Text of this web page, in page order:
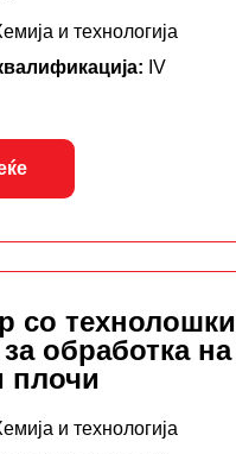
и технологија
IV
со технолошки
обработка на
плочи
и технологија